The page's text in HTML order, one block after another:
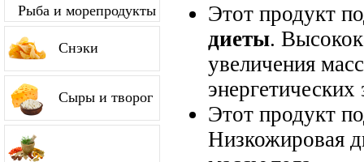
Рыба и морепродукты
Снэки
Сыры и творог
Этот продукт
диеты.
увеличения
энергетических
Этот продукт
Низкожировая